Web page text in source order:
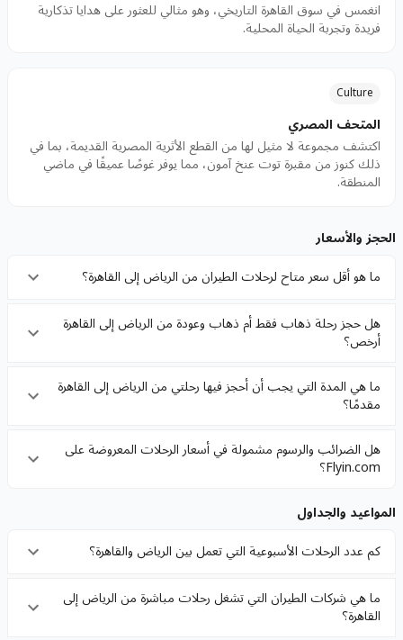
انغمس في سوق القاهرة التاريخي، وهو مثالي للعثور على هدايا تذكارية
فريدة وتجربة الحياة المحلية.
Culture
المتحف المصري
اكتشف مجموعة لا مثيل لها من القطع الأثرية المصرية القديمة، بما في
ذلك كنوز من مقبرة توت عنخ آمون، مما يوفر غوصًا عميقًا في ماضي
المنطقة.
الحجز والأسعار
ما هو أقل سعر متاح لرحلات الطيران من الرياض إلى القاهرة؟
هل حجز رحلة ذهاب فقط أم ذهاب وعودة من الرياض إلى القاهرة
أرخص؟
ما هي المدة التي يجب أن أحجز فيها رحلتي من الرياض إلى القاهرة
مقدمًا؟
هل الضرائب والرسوم مشمولة في أسعار الرحلات المعروضة على
Flyin.com؟
المواعيد والجداول
كم عدد الرحلات الأسبوعية التي تعمل بين الرياض والقاهرة؟
ما هي شركات الطيران التي تشغل رحلات مباشرة من الرياض إلى
القاهرة؟